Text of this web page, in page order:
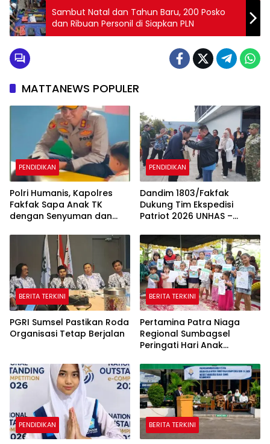
Sambut Natal dan Tahun Baru, 200 Posko
dan Ribuan Personil di Siapkan PLN
MATTANEWS POPULER
PENDIDIKAN
Polri Humanis, Kapolres
Fakfak Sapa Anak TK
dengan Senyuman dan
PENDIDIKAN
Dandim 1803/Fakfak
Dukung Tim Ekspedisi
Patriot 2026 UNHAS –
Transmigrasi di Fakfak
BERITA TERKINI
PGRI Sumsel Pastikan Roda
Organisasi Tetap Berjalan
BERITA TERKINI
Pertamina Patra Niaga
Regional Sumbagsel
Peringati Hari Anak
Edukasi Perlindungan Anak
dan Penguatan Posyandu
PENDIDIKAN BERITA TERKINI